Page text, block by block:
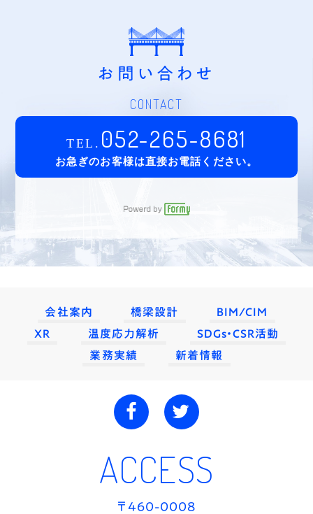
お問い合わせ
CONTACT
TEL. 052-265-8681
お急ぎのお客様は直接お電話ください。
会社案内 橋梁設計
BIM/CIM
XR
温度応力解析
SDGs・CSR活動
業務実績
新着情報
ACCESS
〒460-0008